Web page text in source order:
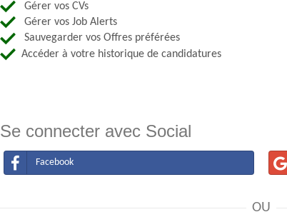
Gérer vos CVs
Gérer vos Job Alerts
Sauvegarder vos Offres préférées
Accéder à votre historique de candidatures
Se connecter avec Social
Facebook
OU